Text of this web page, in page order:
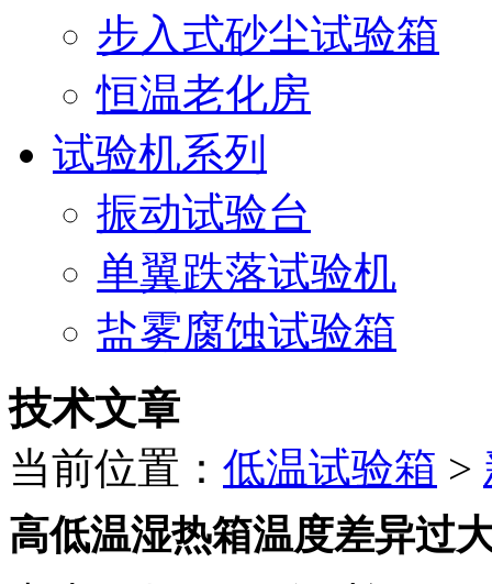
步入式砂尘试验箱
恒温老化房
试验机系列
振动试验台
单翼跌落试验机
盐雾腐蚀试验箱
技术文章
当前位置： 低温试验箱 >
高低温湿热箱温度差异过